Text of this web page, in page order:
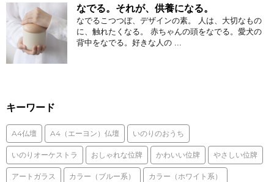
なでる。それが、供養になる。
なでるこつつぼ、デザインの素。 人は、大切なもの
に、触れたくなる。 赤ちゃんの頭をなでる。愛犬の
背中をなでる。好きな人の ...
キーワード
A4仏壇 A4（エーヨン）仏壇 いのりのおうち
いのりオーケストラ おしゃれな位牌 かわいい位牌 やさしい位牌
アートガラス カラー（ブルー系） カラー（ホワイト系）